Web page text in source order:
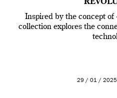
Inspired by the concept
collection explores the
29 / 01 /